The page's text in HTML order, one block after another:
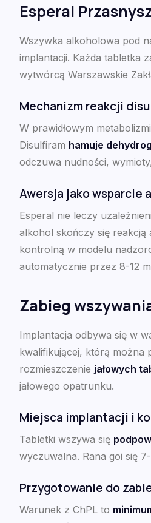
Esperal
Wszywka alkoholowa pod
implantacji. Każda tabletka
wytwórcą Warszawskie
Mechanizm reakcji
W prawidłowym
Disulfiram hamuje
odczuwa nudności,
Awersja jako wsparcie
Esperal nie leczy
alkohol skończy się reakcją
kontrolną w modelu
automatycznie przez 8-12
Zabieg
Implantacja odbywa się w
kwalifikującej, którą można
rozmieszczenie jałowych
jałowego opatrunku.
Miejsca implantacji i
Tabletki wszywa się
wyczuwalna. Rana goi się
Przygotowanie do
Warunek z ChPL to